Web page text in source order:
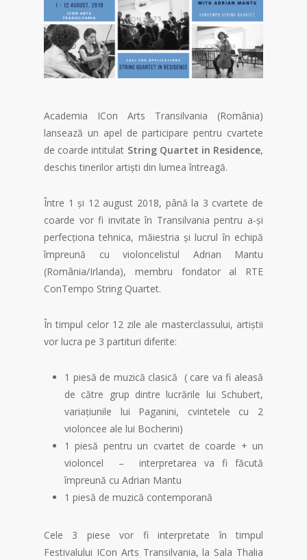
Academia ICon Arts Transilvania (România)
lansează un apel de participare pentru cvartete
de coarde intitulat String Quartet in Residence,
deschis tinerilor artiști din lumea întreagă.
Între 1 și 12 august 2018, până la 3 cvartete de
coarde vor fi invitate în Transilvania pentru a-și
perfecționa tehnica, măiestria și lucrul în echipă
împreună cu violoncelistul Adrian Mantu
(România/Irlanda), membru fondator al RTE
ConTempo String Quartet.
În timpul celor 12 zile ale masterclassului, artiștii
vor lucra pe 3 partituri diferite:
1 piesă de muzică clasică ( care va fi aleasă
de către grup dintre lucrările lui Schubert,
variațiunile lui Paganini, cvintetele cu 2
violoncee ale lui Bocherini)
1 piesă pentru un cvartet de coarde + un
violoncel – interpretarea va fi făcută
împreună cu Adrian Mantu
1 piesă de muzică contemporană
Cele 3 piese vor fi interpretate în timpul
Festivalului ICon Arts Transilvania, la Sala Thalia